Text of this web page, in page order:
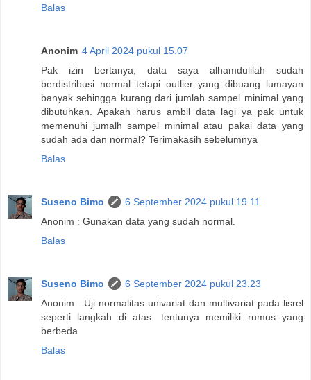
Balas
Anonim 4 April 2024 pukul 15.07
Pak izin bertanya, data saya alhamdulilah sudah
berdistribusi normal tetapi outlier yang dibuang lumayan
banyak sehingga kurang dari jumlah sampel minimal yang
dibutuhkan. Apakah harus ambil data lagi ya pak untuk
memenuhi jumalh sampel minimal atau pakai data yang
sudah ada dan normal? Terimakasih sebelumnya
Balas
Suseno Bimo
6 September 2024 pukul 19.11
Anonim : Gunakan data yang sudah normal.
Balas
Suseno Bimo
6 September 2024 pukul 23.23
Anonim : Uji normalitas univariat dan multivariat pada lisrel
seperti langkah di atas. tentunya memiliki rumus yang
berbeda
Balas